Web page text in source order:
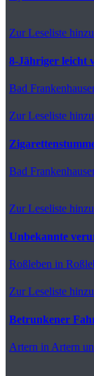
Zur Leseliste
8-Jähriger leicht
Bad
Zur Leseliste
Bad
Zur Leseliste
Unbekannte
Roßleben in
Zur Leseliste
Betrunkener
Artern in Artern